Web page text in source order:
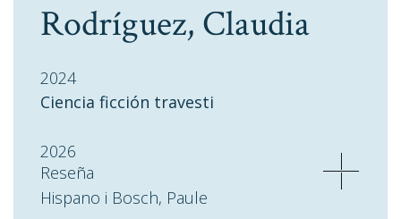
Rodríguez, Claudia
2024
Ciencia ficción travesti
2026
Reseña
Hispano i Bosch, Paule